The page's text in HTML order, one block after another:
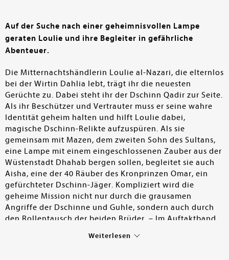
Auf der Suche nach einer geheimnisvollen Lampe
geraten Loulie und ihre Begleiter in gefährliche
Abenteuer.
Die Mitternachtshändlerin Loulie al-Nazari, die elternlos
bei der Wirtin Dahlia lebt, trägt ihr die neuesten
Gerüchte zu. Dabei steht ihr der Dschinn Qadir zur Seite.
Als ihr Beschützer und Vertrauter muss er seine wahre
Identität geheim halten und hilft Loulie dabei,
magische Dschinn-Relikte aufzuspüren. Als sie
gemeinsam mit Mazen, dem zweiten Sohn des Sultans,
eine Lampe mit einem eingeschlossenen Zauber aus der
Wüstenstadt Dhahab bergen sollen, begleitet sie auch
Aisha, eine der 40 Räuber des Kronprinzen Omar, ein
gefürchteter Dschinn-Jäger. Kompliziert wird die
geheime Mission nicht nur durch die grausamen
Angriffe der Dschinne und Guhle, sondern auch durch
den Rollentausch der beiden Brüder. – Im Auftaktband
voller Magie, Verrat und Gefahr im Stil von
Weiterlesen